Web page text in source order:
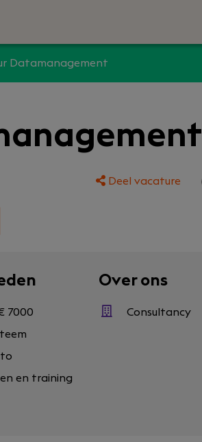
Datamanagement
Deel vacature
7000
en training
Over ons
Consultancy